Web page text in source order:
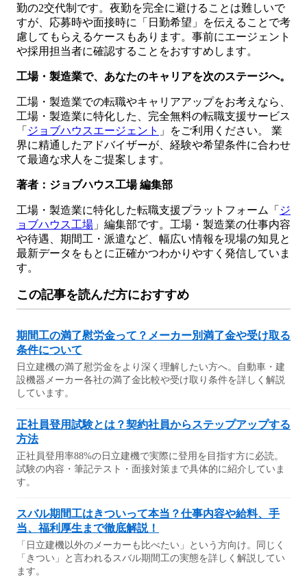
勤の2交代制です。夜勤を完全に避けることは難しいで
すが、応募時や面接時に「日勤希望」を伝えることで考
慮してもらえるケースもあります。事前にエージェント
や採用担当者に確認することをおすすめします。
工場・製造業で、あなたのキャリアを次のステージへ。
工場・製造業での転職やキャリアアップをお考えなら、
工場・製造業に特化した、完全無料の転職支援サービス
「 ジョブハウスエージェント 」をご利用ください。 業
界に精通したアドバイザーが、経験や希望条件に合わせ
て最適な求人をご提案します。
著者：ジョブハウス工場 編集部
工場・製造業に特化した転職支援プラットフォーム「 ジ
ョブハウス工場 」編集部です。工場・製造業の仕事内容
や待遇、期間工・派遣など、幅広い情報を現場の知見と
最新データをもとに正確かつわかりやすく発信していま
す。
この記事を読んだ方におすすめ
期間工の満了慰労金って？メーカー別満了金や受け取る
条件について
日立建機の満了慰労金をより深く理解したい方へ。自動車・建
設機器メーカー各社の満了金比較や受け取り条件を詳しく解説
しています。
正社員登用試験とは？契約社員からステップアップする
方法
正社員登用率88%の日立建機で実際に登用を目指す方に必読。
試験の内容・筆記テスト・面接対策まで具体的に紹介していま
す。
スバル期間工はきついって本当？仕事内容や給料、手
当、福利厚生まで徹底解説！
「日立建機以外のメーカーも比べたい」という方向け。同じく
「きつい」と言われるスバル期間工の実態を詳しく解説してい
ます。